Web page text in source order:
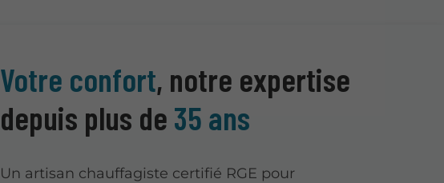
Votre confort, notre expertise
depuis plus de 35 ans
Un artisan chauffagiste certifié RGE pour